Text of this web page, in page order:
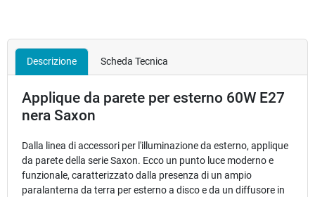
Descrizione Scheda Tecnica
Applique da parete per esterno 60W E27
nera Saxon
Dalla linea di accessori per l'illuminazione da esterno, applique
da parete della serie Saxon. Ecco un punto luce moderno e
funzionale, caratterizzato dalla presenza di un ampio
paralanterna da terra per esterno a disco e da un diffusore in